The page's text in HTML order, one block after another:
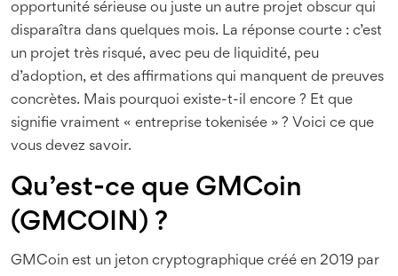
opportunité sérieuse ou juste un autre projet obscur qui
disparaîtra dans quelques mois. La réponse courte : c’est
un projet très risqué, avec peu de liquidité, peu
d’adoption, et des affirmations qui manquent de preuves
concrètes. Mais pourquoi existe-t-il encore ? Et que
signifie vraiment « entreprise tokenisée » ? Voici ce que
vous devez savoir.
Qu’est-ce que GMCoin
(GMCOIN) ?
GMCoin est un jeton cryptographique créé en 2019 par